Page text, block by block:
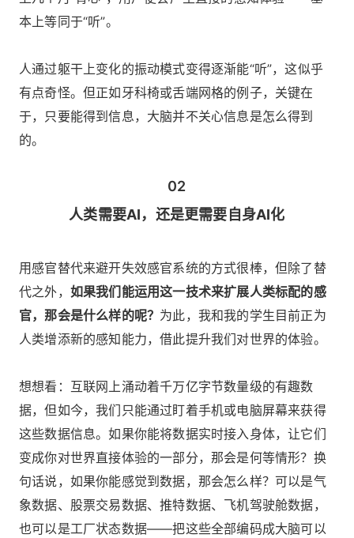
本上等同于“听”。
人通过躯干上变化的振动模式变得逐渐能“听”，这似乎
有点奇怪。但正如牙科椅或舌端网格的例子，关键在
于，只要能得到信息，大脑并不关心信息是怎么得到
的。
02
人类需要AI，还是更需要自身AI化
用感官替代来避开失效感官系统的方式很棒，但除了替
代之外， 如果我们能运用这一技术来扩展人类标配的感
官，那会是什么样的呢？ 为此，我和我的学生目前正为
人类增添新的感知能力，借此提升我们对世界的体验。
想想看：互联网上涌动着千万亿字节数量级的有趣数
据，但如今，我们只能通过盯着手机或电脑屏幕来获得
这些数据信息。如果你能将数据实时接入身体，让它们
变成你对世界直接体验的一部分，那会是何等情形？换
句话说，如果你能感觉到数据，那会怎么样？可以是气
象数据、股票交易数据、推特数据、飞机驾驶舱数据，
也可以是工厂状态数据――把这些全部编码成大脑可以